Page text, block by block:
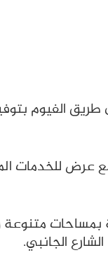
الفيوم
عرض للخدمات
بمساحات
الجانبي.